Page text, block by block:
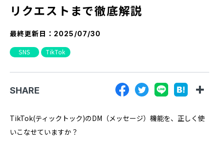
『SUNGROVE』について
利用規約
広告掲載に関する規約
特定商取引法に基づく表記
プライバシーポリシー
リクエストまで徹底解説
最終更新日： 2025/07/30
SNS TikTok
SHARE
TikTok(ティックトック)のDM（メッセージ）機能を、正しく使
いこなせていますか？